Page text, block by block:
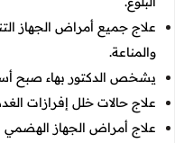
علاج جميع أمراض الجهاز
والمناعة.
يشخص الدكتور بهاء صبح
علاج حالات خلل إفرازات
علاج أمراض الجهاز الهضمي